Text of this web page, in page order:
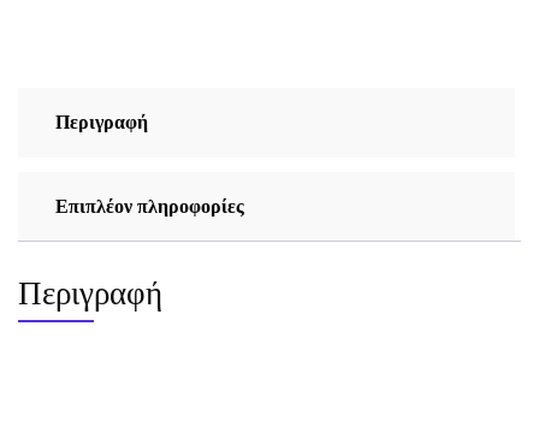
Περιγραφή
Επιπλέον πληροφορίες
Περιγραφή